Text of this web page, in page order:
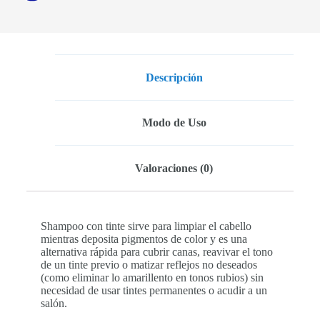
Descripción
Modo de Uso
Valoraciones (0)
Shampoo con tinte sirve para limpiar el cabello
mientras deposita pigmentos de color y es una
alternativa rápida para cubrir canas, reavivar el tono
de un tinte previo o matizar reflejos no deseados
(como eliminar lo amarillento en tonos rubios) sin
necesidad de usar tintes permanentes o acudir a un
salón.